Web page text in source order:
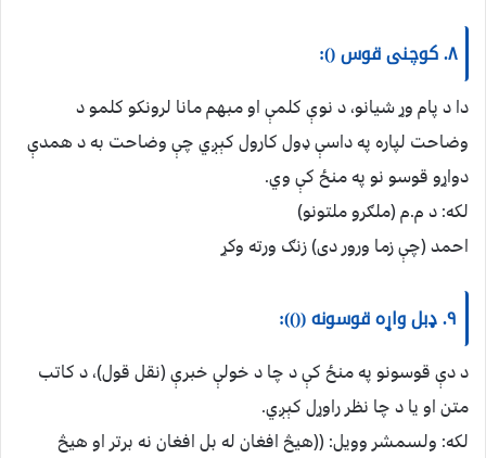
۸. کوچنی قوس ():
دا د پام وړ شیانو، د نوې کلمې او مبهم مانا لرونکو کلمو د
وضاحت لپاره په داسې ډول کارول کېږي چې وضاحت به د همدې
دواړو قوسو نو په منځ کې وي.
لکه: د م.م (ملګرو ملتونو)
احمد (چې زما ورور دی) زنګ ورته وکړ
۹. ډبل واړه قوسونه (()):
د دې قوسونو په منځ کې د چا د خولې خبرې (نقل قول)، د کاتب
متن او یا د چا نظر راوړل کېږي.
لکه: ولسمشر وویل: ((هیڅ افغان له بل افغان نه برتر او هیڅ